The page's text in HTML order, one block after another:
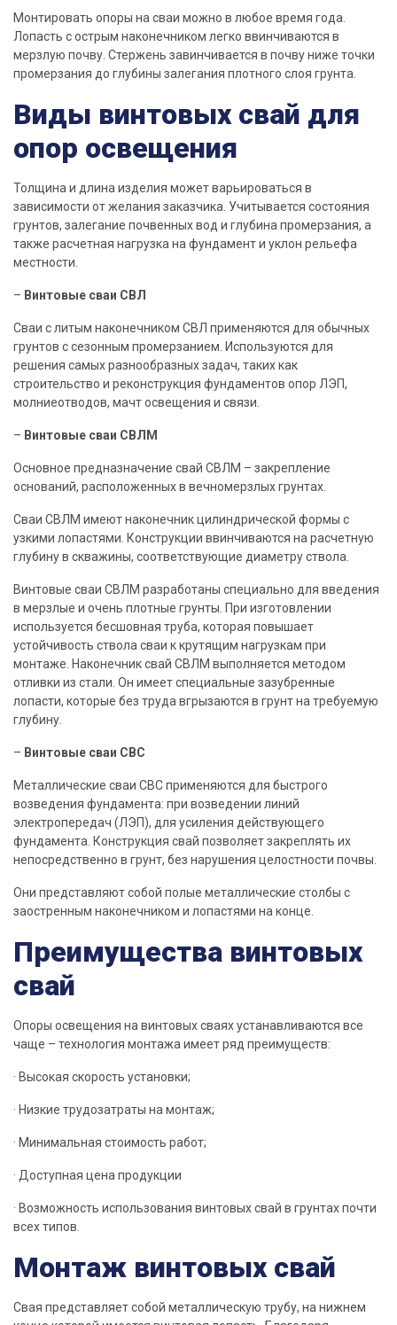
Монтировать опоры на сваи можно в любое время года.
Лопасть с острым наконечником легко ввинчиваются в
мерзлую почву. Стержень завинчивается в почву ниже точки
промерзания до глубины залегания плотного слоя грунта.
Виды винтовых свай для
опор освещения
Толщина и длина изделия может варьироваться в
зависимости от желания заказчика. Учитывается состояния
грунтов, залегание почвенных вод и глубина промерзания, а
также расчетная нагрузка на фундамент и уклон рельефа
местности.
– Винтовые сваи СВЛ
Сваи с литым наконечником СВЛ применяются для обычных
грунтов с сезонным промерзанием. Используются для
решения самых разнообразных задач, таких как
строительство и реконструкция фундаментов опор ЛЭП,
молниеотводов, мачт освещения и связи.
– Винтовые сваи СВЛМ
Основное предназначение свай СВЛМ – закрепление
оснований, расположенных в вечномерзлых грунтах.
Сваи СВЛМ имеютнаконечникцилиндрической формы с
узкими лопастями . Конструкции ввинчиваются на расчетную
глубину в скважины, соответствующие диаметруствола.
Винтовые сваи СВЛМ разработаны специально для введения
в мерзлые и очень плотные грунты. При изготовлении
используется бесшовная труба, которая повышает
устойчивость ствола сваи к крутящим нагрузкам при
монтаже. Наконечниксвай СВЛМ выполняется методом
отливки из стали. Он имеет специальные зазубренные
лопасти, которые без труда вгрызаются в грунт на требуемую
глубину.
– Винтовые сваи СВС
Металлические сваи СВС применяются для быстрого
возведения фундамента: при возведении линий
электропередач (ЛЭП), для усиления действующего
фундамента. Конструкция свай позволяетзакреплять их
непосредственно в грунт, без нарушения целостности почвы.
Они представляют собой полые металлические столбы с
заостренным наконечником и лопастями на конце.
Преимущества винтовых
свай
Опоры освещения на винтовыхсваяхустанавливаются все
чаще – технология монтажа имеет ряд преимуществ:
· Высокая скорость установки;
· Низкие трудозатраты на монтаж;
· Минимальная стоимость работ;
· Доступная цена продукции
· Возможность использования винтовыхсвай в грунтах почти
всех типов.
Монтаж винтовых свай
Свая представляет собой металлическую трубу, на нижнем